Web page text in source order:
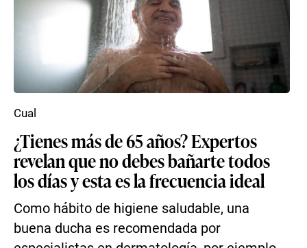
¿Tienes más de 65 años? Expertos
revelan que no debes bañarte todos
los días y esta es la frecuencia ideal
Como hábito de higiene saludable, una
buena ducha es recomendada por
Cual